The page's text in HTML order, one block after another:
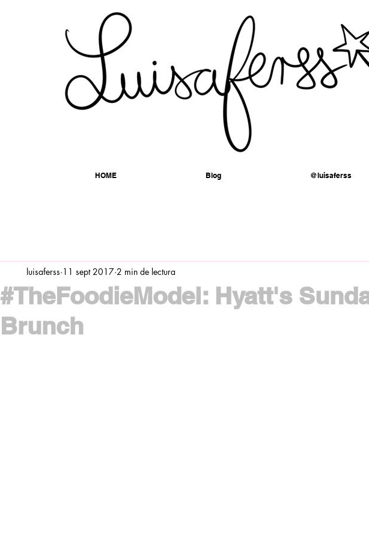
HOME Blog @luisaferss
#TheFoodieModel: Hyatt's
Brunch
luisaferss 11 sept 2017 2 min de lectura